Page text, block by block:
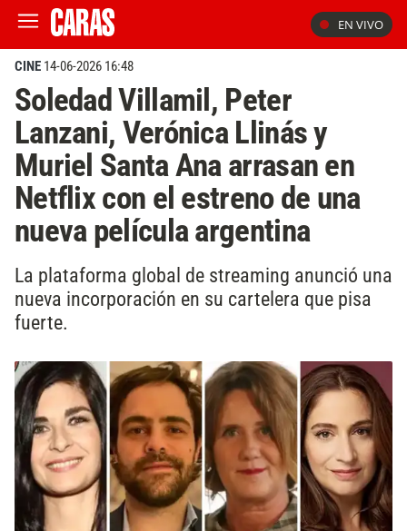
EN VIVO
CINE 14-06-2026 16:48
Soledad Villamil, Peter
Lanzani, Verónica Llinás y
Muriel Santa Ana arrasan en
Netflix con el estreno de una
nueva película argentina
La plataforma global de streaming anunció una
nueva incorporación en su cartelera que pisa
fuerte.